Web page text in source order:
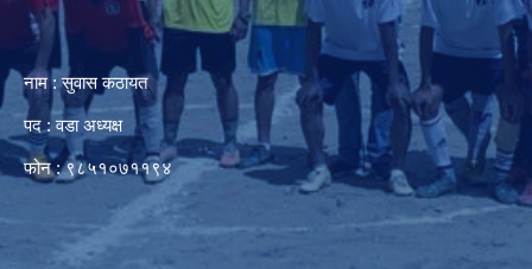
नाम : सुवास कठायत
पद : वडा अध्यक्ष
फोन : ९८५१०७११९४